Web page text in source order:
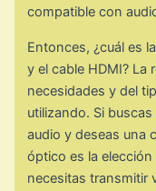
compatible con
Entonces, ¿cuál es
y el cable HDMI? La
necesidades y del
utilizando. Si
audio y deseas una
óptico es la
necesitas transmitir